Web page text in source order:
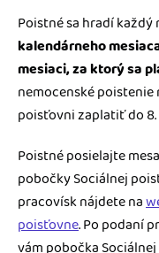
Poistné sa hradí každý
kalendárneho
mesiaci, za ktorý sa
nemocenské poistenie
poisťovni zaplatiť do
Poistné posielajte
pobočky Sociálnej
pracovísk nájdete na
poisťovne. Po podaní
vám pobočka